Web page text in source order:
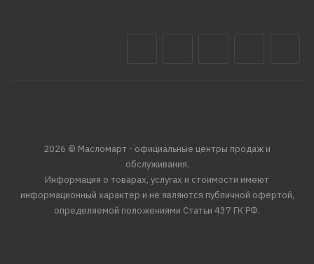
2026 © Масломарт - официальные центры продаж и
обслуживания.
Информация о товарах, услугах и стоимости имеют
информационный характер и не являются публичной офертой,
определяемой положениями Статьи 437 ГК РФ.